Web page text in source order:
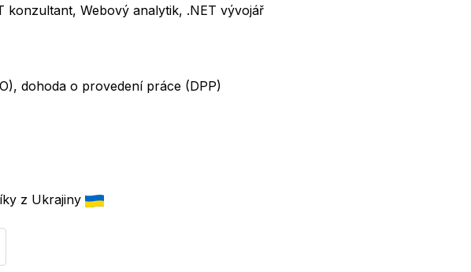
konzultant, Webový analytik, .NET vývojář
dohoda o provedení práce (DPP)
z Ukrajiny